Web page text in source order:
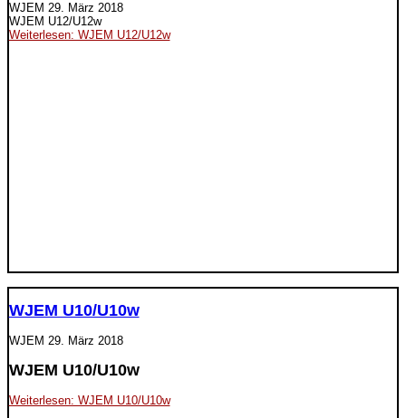
WJEM 29. März 2018
WJEM U12/U12w
Weiterlesen: WJEM U12/U12w
WJEM U10/U10w
WJEM 29. März 2018
WJEM U10/U10w
Weiterlesen: WJEM U10/U10w